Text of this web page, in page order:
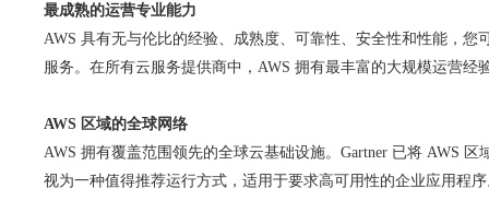
最成熟的运营专业能力
AWS 具有无与伦比的经验、成熟度、可靠性、安全性和性能，
服务。在所有云服务提供商中，AWS 拥有最丰富的大规模运营经
AWS 区域的全球网络
AWS 拥有覆盖范围领先的全球云基础设施。Gartner 已将 AWS 区
视为一种值得推荐运行方式，适用于要求高可用性的企业应用程